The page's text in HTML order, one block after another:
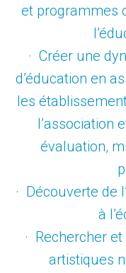
et programmes
· Créer une
d’éducation en
les
l’association
évaluation,
· Découverte de
à
· Rechercher
artistiques